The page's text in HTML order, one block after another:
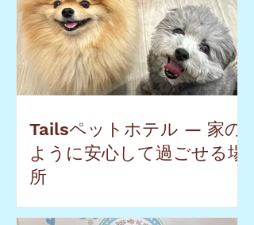
Tailsペットホテル — 家の
ように安心して過ごせる場
所